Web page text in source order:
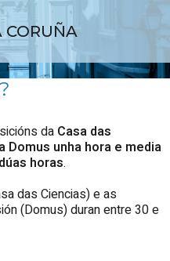
CORUÑA
da Casa das
Domus unha hora e media
horas.
das Ciencias) e as
(Domus) duran entre 30 e